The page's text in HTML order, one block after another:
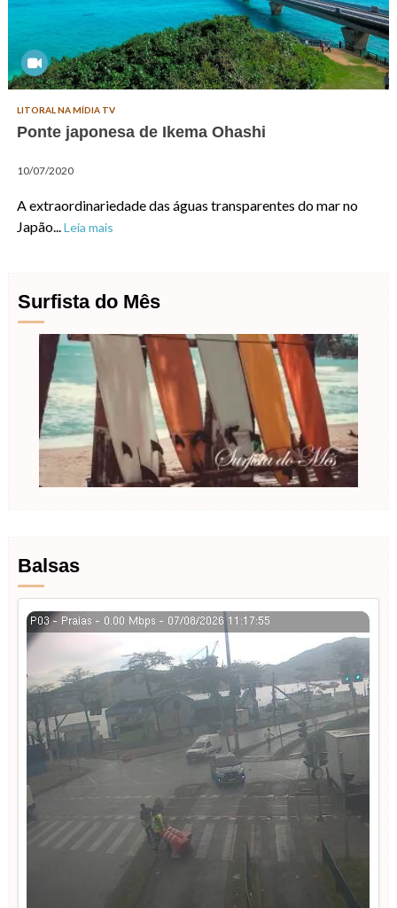
LITORAL NA MÍDIA TV
Ponte japonesa de Ikema Ohashi
10/07/2020
A extraordinariedade das águas transparentes do mar no
Japão...Leia mais
Surfista do Mês
Balsas